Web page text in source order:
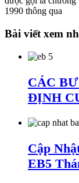
1990 thông qua
Bài viết xem
CÁC
ĐỊNH
Cập
EB5